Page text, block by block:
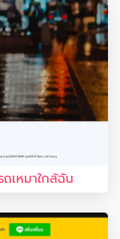
เหมาใกล้ฉัน